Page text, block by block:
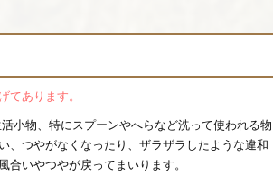
てあります。
小物、特にスプーンやへらなど洗って使われる物
、つやがなくなったり、ザラザラしたような違和
いやつやが戻ってまいります。